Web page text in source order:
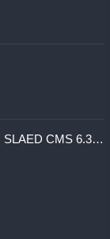
Тестируем релиз Pre-Alpha версии системы SLAED CMS 6.3 Pro